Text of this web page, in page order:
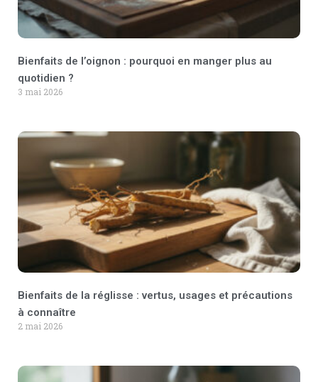
Bienfaits de l’oignon : pourquoi en manger plus au
quotidien ?
3 mai 2026
Bienfaits de la réglisse : vertus, usages et précautions
à connaître
2 mai 2026